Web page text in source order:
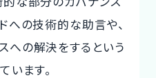
への技術的な助言や、
への解決をするという
います。